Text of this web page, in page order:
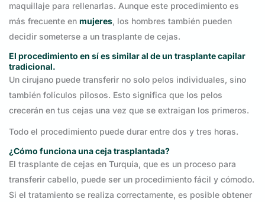
maquillaje para rellenarlas. Aunque este procedimiento es
más frecuente en mujeres, los hombres también pueden
decidir someterse a un trasplante de cejas.
El procedimiento en sí es similar al de un trasplante capilar
tradicional.
Un cirujano puede transferir no solo pelos individuales, sino
también folículos pilosos. Esto significa que los pelos
crecerán en tus cejas una vez que se extraigan los primeros.
Todo el procedimiento puede durar entre dos y tres horas.
¿Cómo funciona una ceja trasplantada?
El trasplante de cejas en Turquía, que es un proceso para
transferir cabello, puede ser un procedimiento fácil y cómodo.
Si el tratamiento se realiza correctamente, es posible obtener